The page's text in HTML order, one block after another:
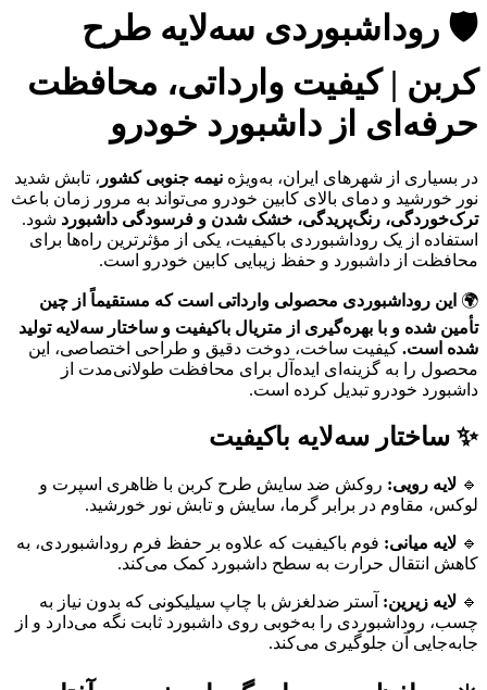
وارداتی،
محافظت
حرفه‌ای
داشبورد
خودرو
عدد
🛡️ روداشبوردی سه‌لایه طرح
کربن | کیفیت وارداتی، محافظت
حرفه‌ای از داشبورد خودرو
در بسیاری از شهرهای ایران، به‌ویژه نیمه جنوبی کشور ، تابش شدید
نور خورشید و دمای بالای کابین خودرو می‌تواند به مرور زمان باعث
ترک‌خوردگی، رنگ‌پریدگی، خشک شدن و فرسودگی داشبورد شود.
استفاده از یک روداشبوردی باکیفیت، یکی از مؤثرترین راه‌ها برای
محافظت از داشبورد و حفظ زیبایی کابین خودرو است.
🌍 این روداشبوردی محصولی وارداتی است که مستقیماً از چین
تأمین شده و با بهره‌گیری از متریال باکیفیت و ساختار سه‌لایه تولید
شده است. کیفیت ساخت، دوخت دقیق و طراحی اختصاصی، این
محصول را به گزینه‌ای ایده‌آل برای محافظت طولانی‌مدت از
داشبورد خودرو تبدیل کرده است.
✨ ساختار سه‌لایه باکیفیت
🔹 لایه رویی: روکش ضد سایش طرح کربن با ظاهری اسپرت و
لوکس، مقاوم در برابر گرما، سایش و تابش نور خورشید.
🔹 لایه میانی: فوم باکیفیت که علاوه بر حفظ فرم روداشبوردی، به
کاهش انتقال حرارت به سطح داشبورد کمک می‌کند.
🔹 لایه زیرین: آستر ضدلغزش با چاپ سیلیکونی که بدون نیاز به
چسب، روداشبوردی را به‌خوبی روی داشبورد ثابت نگه می‌دارد و از
جابه‌جایی آن جلوگیری می‌کند.